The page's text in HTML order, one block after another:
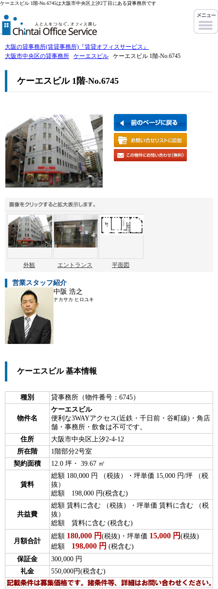
ケーエスビル 1階-No.6745は大阪市中央区上汐2丁目にある貸事務所です
大阪の貸事務所(賃貸事務所)『賃貸オフィスサービス』
大阪市中央区の貸事務所
ケーエスビル ケーエスビル 1階-No.6745
ケーエスビル 1階-No.6745
外観 エントランス 平面図
営業スタッフ紹介
中阪 浩之
ナカサカ ヒロユキ
ケーエスビル 基本情報
種別 貸事務所（物件番号：6745）
物件名
ケーエスビル
便利な3WAYアクセス(近鉄・千日前・谷町線)・角店
舗・事務所・飲食は不可です。
住所
大阪市中央区上汐2-4-12
所在階
1階部分2号室
契約面積
12.0 坪・ 39.67 ㎡
賃料
総額 180,000 円 （税抜）・坪単価 15,000 円/坪 （税
抜）
総額 198,000 円(税含む)
共益費
総額 賃料に含む （税抜）・坪単価 賃料に含む （税
抜）
総額 賃料に含む (税含む)
月額合計
総額 180,000 円 (税抜)・坪単価 15,000 円 (税抜)
総額 198,000 円 (税含む)
保証金
300,000 円
礼金
550,000円(税含む)